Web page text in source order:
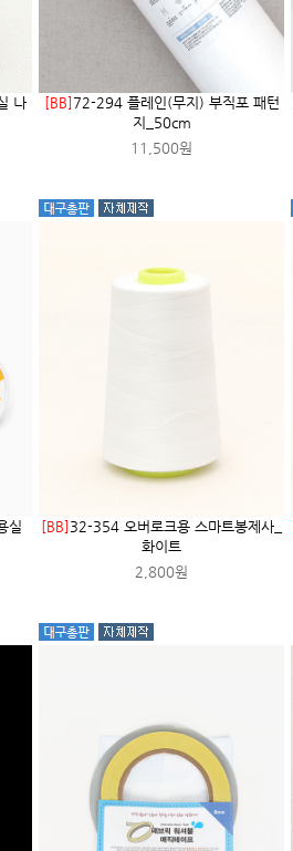
나
[BB] 72-294 플레인(무지) 부직포 패턴
지_50cm
11,500원
실
[BB] 32-354 오버로크용 스마트봉제사_
화이트
2,800원